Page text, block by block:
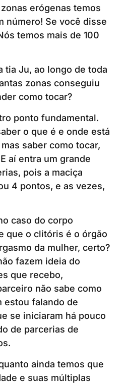
erógenas temos
número! Se você disse
temos mais de 100
tia Ju, ao longo de toda
zonas conseguiu
como tocar?
ponto fundamental.
o que é e onde está
saber como tocar,
aí entra um grande
pois a maciça
4 pontos, e as vezes,
caso do corpo
que o clitóris é o órgão
da mulher, certo?
fazem ideia do
que recebo,
não sabe como
estou falando de
se iniciaram há pouco
de parcerias de
ainda temos que
e suas múltiplas